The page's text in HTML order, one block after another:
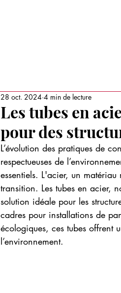
Les tubes en
pour des
28 oct. 2024 4 min de lecture
L’évolution des pratiques de
respectueuses de
essentiels. L'acier, un
transition. Les tubes en acier,
solution idéale pour les
cadres pour installations de
écologiques, ces tubes offrent
l’environnement.